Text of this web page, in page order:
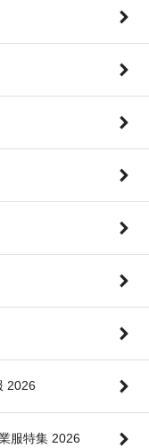
2026
服特集 2026